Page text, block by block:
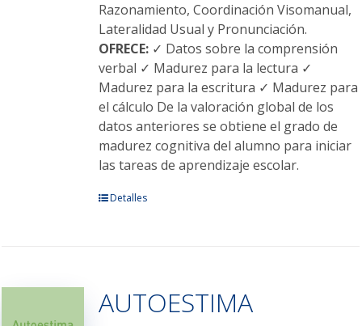
Razonamiento, Coordinación Visomanual,
Lateralidad Usual y Pronunciación.
OFRECE:✓ Datos sobre la comprensión
verbal ✓ Madurez para la lectura ✓
Madurez para la escritura ✓ Madurez para
el cálculo De la valoración global de los
datos anteriores se obtiene el grado de
madurez cognitiva del alumno para iniciar
las tareas de aprendizaje escolar.
Este
Las
opciones
Detalles
AUTOESTIMA